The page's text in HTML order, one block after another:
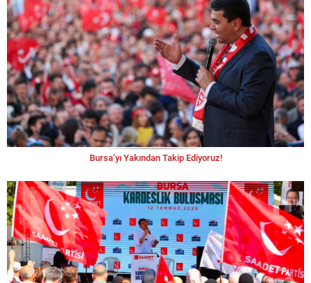
Bursa’yı Yakından Takip Ediyoruz!